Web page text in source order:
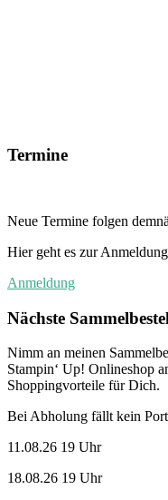
Termine
Neue Termine folgen
Hier geht es zur
Anmeldung
Nächste
Nimm an meinen
Stampin‘ Up! Onlineshop
Shoppingvorteile für Dich.
Bei Abholung fällt kein
11.08.26 19 Uhr
18.08.26 19 Uhr